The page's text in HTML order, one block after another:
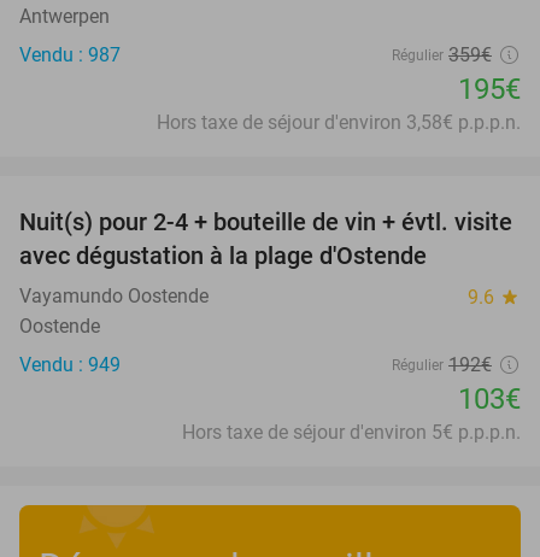
Antwerpen
Vendu : 987
Régulier 359€
195€
Hors taxe de séjour d'environ 3,58€ p.p.p.n.
46%
Nuit(s) pour 2-4 + bouteille de vin + évtl. visite
avec dégustation à la plage d'Ostende
Vayamundo Oostende 9.6 star
Oostende
Vendu : 949
Régulier 192€
103€
Hors taxe de séjour d'environ 5€ p.p.p.n.